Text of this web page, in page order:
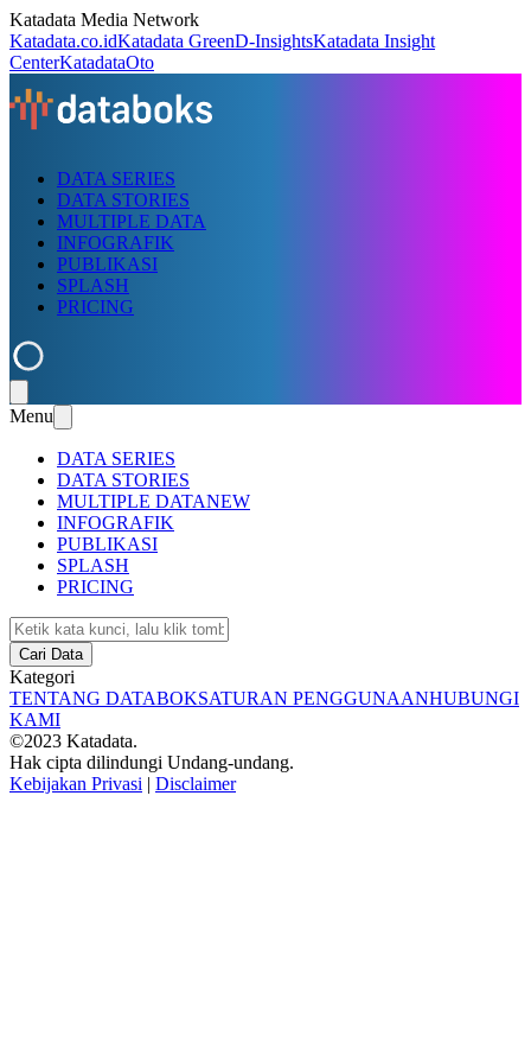
Katadata Media Network
Katadata.co.idKatadata GreenD-InsightsKatadata Insight
CenterKatadataOto
DATA SERIES
DATA STORIES
MULTIPLE DATA
INFOGRAFIK
PUBLIKASI
SPLASH
PRICING
Menu
DATA SERIES
DATA STORIES
MULTIPLE DATANEW
INFOGRAFIK
PUBLIKASI
SPLASH
PRICING
Cari Data
Kategori
TENTANG DATABOKSATURAN PENGGUNAANHUBUNGI
KAMI
©2023 Katadata.
Hak cipta dilindungi Undang-undang.
Kebijakan Privasi | Disclaimer